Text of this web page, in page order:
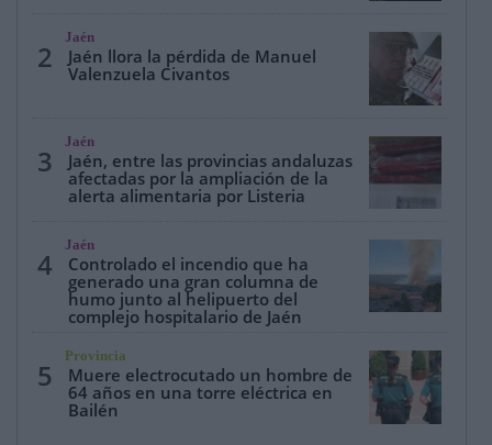
2
Jaén
Jaén llora la pérdida de Manuel
Valenzuela Civantos
3
Jaén
Jaén, entre las provincias andaluzas
afectadas por la ampliación de la
alerta alimentaria por Listeria
4
Jaén
Controlado el incendio que ha
generado una gran columna de
humo junto al helipuerto del
complejo hospitalario de Jaén
5
Provincia
Muere electrocutado un hombre de
64 años en una torre eléctrica en
Bailén